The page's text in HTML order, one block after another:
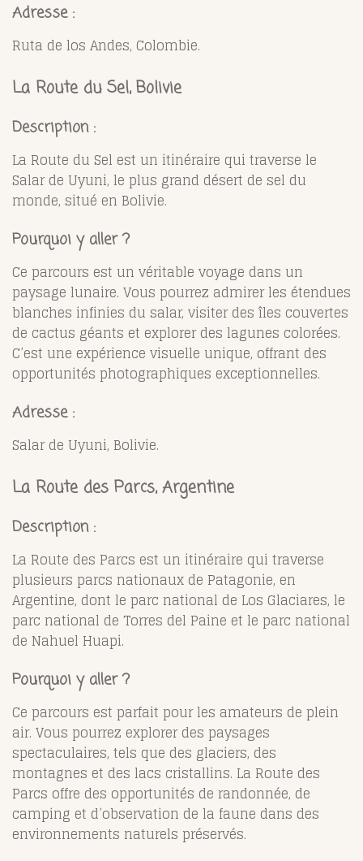
Adresse :
Ruta de los Andes, Colombie.
La Route du Sel, Bolivie
Description :
La Route du Sel est un itinéraire qui traverse le
Salar de Uyuni, le plus grand désert de sel du
monde, situé en Bolivie.
Pourquoi y aller ?
Ce parcours est un véritable voyage dans un
paysage lunaire. Vous pourrez admirer les étendues
blanches infinies du salar, visiter des îles couvertes
de cactus géants et explorer des lagunes colorées.
C’est une expérience visuelle unique, offrant des
opportunités photographiques exceptionnelles.
Adresse :
Salar de Uyuni, Bolivie.
La Route des Parcs, Argentine
Description :
La Route des Parcs est un itinéraire qui traverse
plusieurs parcs nationaux de Patagonie, en
Argentine, dont le parc national de Los Glaciares, le
parc national de Torres del Paine et le parc national
de Nahuel Huapi.
Pourquoi y aller ?
Ce parcours est parfait pour les amateurs de plein
air. Vous pourrez explorer des paysages
spectaculaires, tels que des glaciers, des
montagnes et des lacs cristallins. La Route des
Parcs offre des opportunités de randonnée, de
camping et d’observation de la faune dans des
environnements naturels préservés.